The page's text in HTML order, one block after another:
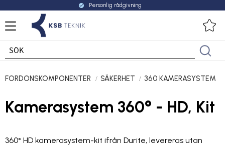
Meny
check_circle Personlig rådgivning
FORDONSKOMPONENTER SÄKERHET 360 KAMERASYSTEM
Kamerasystem 360° - HD, Kit
360° HD kamerasystem-kit ifrån Durite, levereras utan